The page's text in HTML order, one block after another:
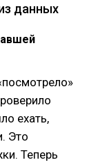
данных
ехать,
Это
Теперь